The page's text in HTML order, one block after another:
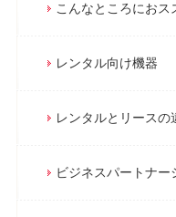
こんなところにおス
レンタル向け機器
レンタルとリースの
ビジネスパートナー